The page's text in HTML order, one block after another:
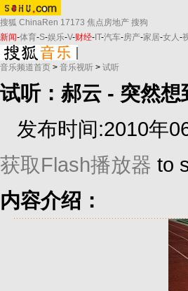
搜狐 ChinaRen 17173 焦点房地产 搜狗
新闻-体育-S-娱乐-V-财经- IT-汽车-房产-家居-女人-
音乐频道首页 > 音乐视听 > 试听
试听：郝云 - 突然想
发布时间:2010年
获取Flash播放器 to
内容介绍：